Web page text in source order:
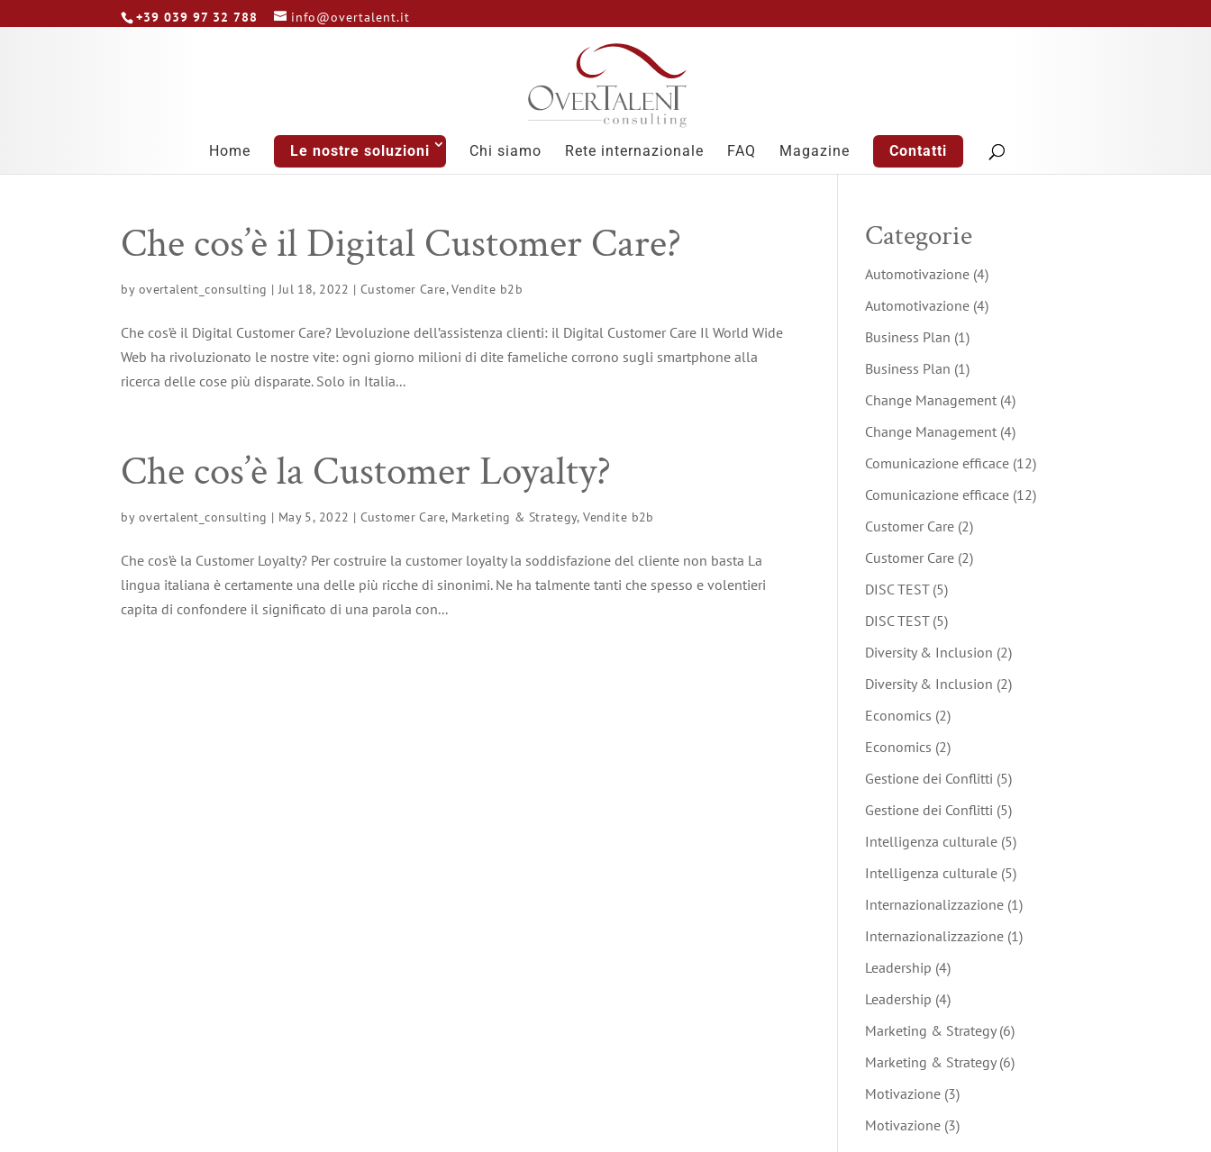
+39 039 97 32 788 info@overtalent.it
Home Le nostre soluzioni Chi siamo Rete internazionale FAQ Magazine Contatti
Che cos’è il Digital Customer Care?
by overtalent_consulting |Jul 18, 2022 |Customer Care,Vendite b2b
Che cos’è il Digital Customer Care? L’evoluzione dell’assistenza clienti: il Digital Customer Care Il World Wide
Web ha rivoluzionato le nostre vite: ogni giorno milioni di dite fameliche corrono sugli smartphone alla
ricerca delle cose più disparate. Solo in Italia...
Che cos’è la Customer Loyalty?
by overtalent_consulting | May 5, 2022 | Customer Care, Marketing & Strategy,Vendite b2b
Che cos’è la Customer Loyalty? Per costruire la customer loyalty la soddisfazione del cliente non basta La
lingua italiana è certamente una delle più ricche di sinonimi. Ne ha talmente tanti che spesso e volentieri
capita di confondere il significato di una parola con...
Categorie
Automotivazione (4)
Automotivazione (4)
Business Plan (1)
Business Plan (1)
Change Management (4)
Change Management (4)
Comunicazione efficace (12)
Comunicazione efficace (12)
Customer Care (2)
Customer Care (2)
DISC TEST(5)
DISC TEST(5)
Diversity & Inclusion (2)
Diversity & Inclusion (2)
Economics (2)
Economics (2)
Gestione dei Conflitti (5)
Gestione dei Conflitti (5)
Intelligenza culturale (5)
Intelligenza culturale (5)
Internazionalizzazione (1)
Internazionalizzazione (1)
Leadership (4)
Leadership (4)
Marketing & Strategy(6)
Marketing & Strategy(6)
Motivazione (3)
Motivazione (3)